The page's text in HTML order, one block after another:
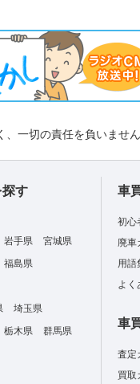
一切の責任を負いません
す
岩手県
宮城県
福島県
埼玉県
栃木県
群馬県
車
初心
廃車
用語
よく
車
査定
買取